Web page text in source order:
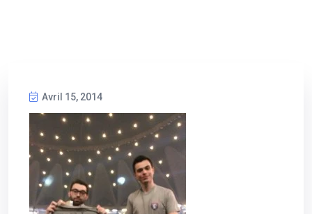
Avril 15, 2014